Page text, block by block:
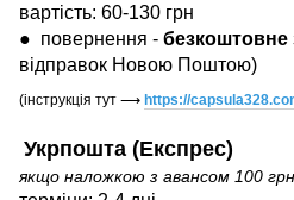
вартість: 60-130 грн
● повернення - безкоштовне
відправок Новою Поштою)
(інструкція тут ⟶ https://
Укрпошта (Експрес)
якщо наложкою з авансом 100 грн